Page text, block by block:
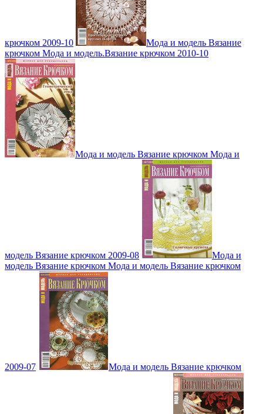
крючком 2009-10
Мода и модель Вязание
крючком Мода и модель.Вязание крючком 2010-10
Мода и модель Вязание крючком Мода и
модель Вязание крючком 2009-08
Мода и
модель Вязание крючком Мода и модель Вязание крючком
2009-07 Мода и модель Вязание крючком